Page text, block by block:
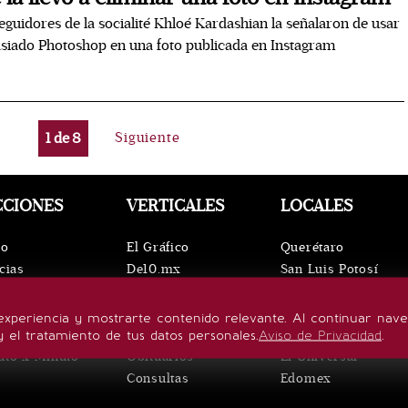
de la socialité Khloé Kardashian la señalaron de usar
Photoshop en una foto publicada en Instagram
1de8 Siguiente
y mostrarte contenido relevante. Al continuar
el tratamiento de tus datos personales.Aviso de Privacidad.
de vida
x Minuto
VERTICALES
El Gráfico
De10.mx
Confabulario
Aviso Oportuno
Obituarios
Consultas
LOCALES
Querétaro
San Luis Potosí
Puebla
Hidalgo
El Universal
Edomex